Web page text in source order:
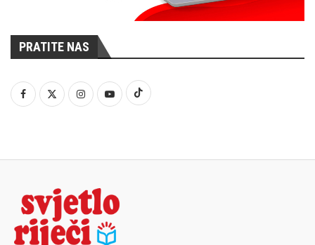
PRATITE NAS